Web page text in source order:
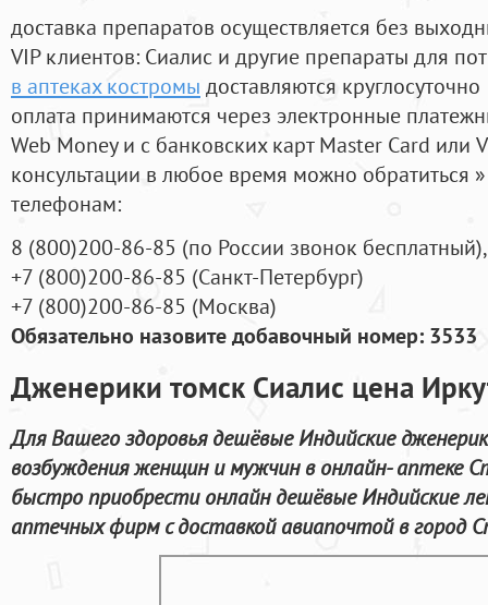
доставка препаратов осуществляется без
VIP клиентов: Сиалис и другие препараты для
в аптеках костромы доставляются круглосуточно
оплата принимаются через электронные
Web Money и с банковских карт Master Card или
консультации в любое время можно обратиться
телефонам:
8 (800)200-86-85 (по России звонок бесплатный),
+7 (800)200-86-85 (Санкт-Петербург)
+7 (800)200-86-85 (Москва)
Обязательно назовите добавочный номер: 3533
Дженерики томск Сиалис цена
Для Вашего здоровья дешёвые Индийские
возбуждения женщин и мужчин в онлайн- аптеке
быстро приобрести онлайн дешёвые Индийские
аптечных фирм с доставкой авиапочтой в город